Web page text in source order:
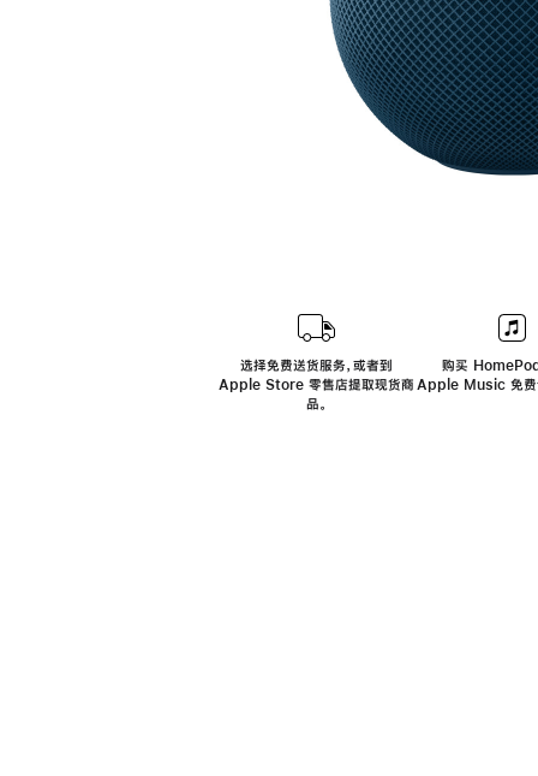
选择免费送货服务，或者到
Apple Store 零售店提取现货商
品。
购买
Apple Music 免费